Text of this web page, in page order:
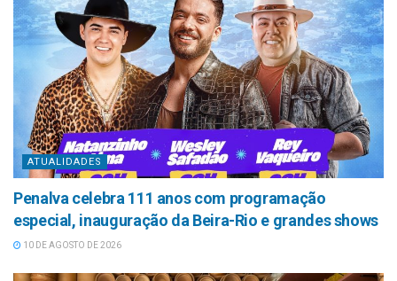
ATUALIDADES
Penalva celebra 111 anos com programação
especial, inauguração da Beira-Rio e grandes shows
10 DE AGOSTO DE 2026